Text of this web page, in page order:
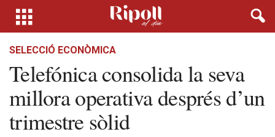
SELECCIÓ ECONÒMICA
Telefónica consolida la seva
millora operativa després d’un
trimestre sòlid